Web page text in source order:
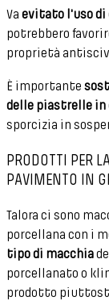
Va evitato l'uso di
potrebbero
proprietà
È importante
delle piastrelle in
sporcizia in
PRODOTTI PER
PAVIMENTO IN
Talora ci sono
porcellana con i
tipo di macchia
porcellanato o
prodotto